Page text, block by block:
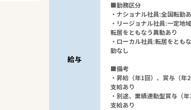
給与
■勤務区分
・ナショナル社員:全国転勤
・リージョナル社員:一定地
転居をともなう異動あり
・ローカル社員:転居をとも
勤なし
■備考
・昇給（年1回）、賞与（年2
支給あり
・別途、業績連動型賞与（年
支給あり